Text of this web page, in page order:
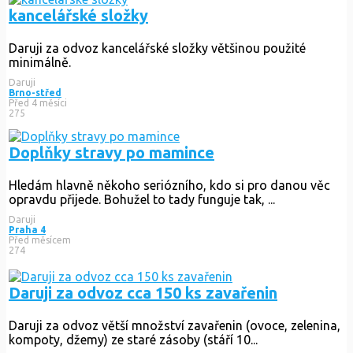
kancelářské složky
Daruji za odvoz kancelářské složky většinou použité
minimálně.
Daruji
Brno-střed
Před 4 měsíci
275
Doplňky stravy po mamince
Hledám hlavně někoho seriózního, kdo si pro danou věc
opravdu přijede. Bohužel to tady funguje tak, ...
Daruji
Praha 4
Před měsícem
274
Daruji za odvoz cca 150 ks zavařenin
Daruji za odvoz větší množství zavařenin (ovoce, zelenina,
kompoty, džemy) ze staré zásoby (stáří 10...